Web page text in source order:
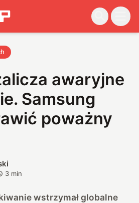
awaryjne
Samsung
poważny
3 min
wstrzymał globalne